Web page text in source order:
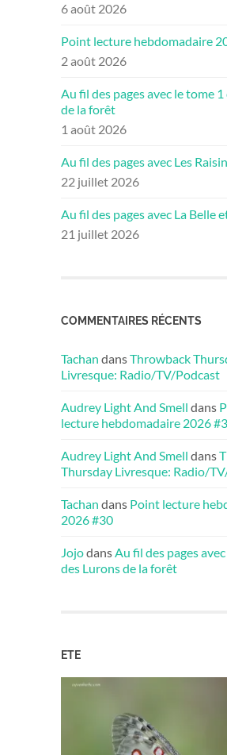
6 août 2026
Point lecture hebdomadaire
2 août 2026
Au fil des pages avec le tome
de la forêt
1 août 2026
Au fil des pages avec Les
22 juillet 2026
Au fil des pages avec La Belle
21 juillet 2026
COMMENTAIRES RÉCENTS
Tachan dansThrowback
Livresque: Radio/TV/Podcast
Audrey Light And Smell dans
lecture hebdomadaire 2026
Audrey Light And Smell dans
Thursday Livresque: Radio/
Tachan dans Point lecture
2026 #30
JojodansAu fil des pages
des Lurons de la forêt
ETE